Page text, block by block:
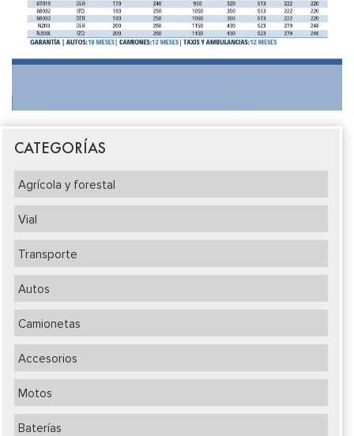
CATEGORÍAS
Agrícola y forestal
Vial
Transporte
Autos
Camionetas
Accesorios
Motos
Baterías